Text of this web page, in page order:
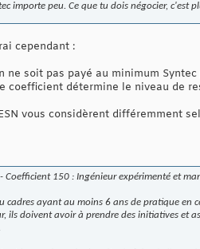
importe peu. Ce que tu dois négocier, c'est
cependant :
ne soit pas payé au minimum
coefficient détermine le niveau de
vous considèrent différemment
Coefficient 150 : Ingénieur expérimenté et
cadres ayant au moins 6 ans de pratique en
ils doivent avoir à prendre des initiatives et